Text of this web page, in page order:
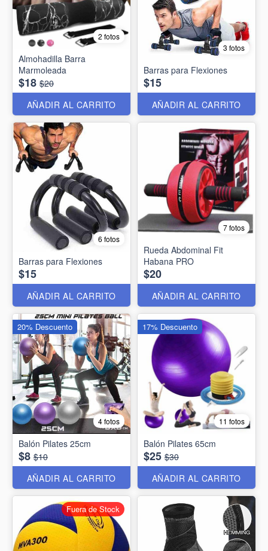
2 fotos
Almohadilla Barra
Marmoleada
$18 $20
AÑADIR AL CARRITO
3 fotos
Barras para Flexiones
$15
AÑADIR AL CARRITO
6 fotos
Barras para Flexiones
$15
AÑADIR AL CARRITO
7 fotos
Rueda Abdominal Fit
Habana PRO
$20
AÑADIR AL CARRITO
4 fotos
Balón Pilates 25cm
$8 $10
AÑADIR AL CARRITO
20% Descuento
11 fotos
Balón Pilates 65cm
$25 $30
AÑADIR AL CARRITO
17% Descuento
Fuera de Stock